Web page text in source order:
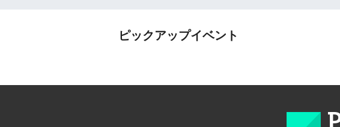
ピックアップイベント